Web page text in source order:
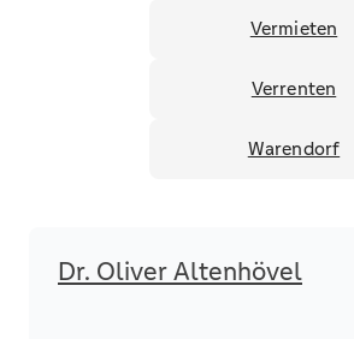
Vermieten
Verrenten
Warendorf
Dr. Oliver Altenhövel